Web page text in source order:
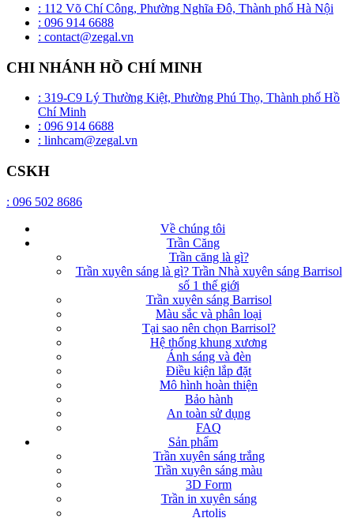
: 112 Võ Chí Công, Phường Nghĩa Đô, Thành phố Hà Nội
: 096 914 6688
: contact@zegal.vn
CHI NHÁNH HỒ CHÍ MINH
: 319-C9 Lý Thường Kiệt, Phường Phú Thọ, Thành phố Hồ
Chí Minh
: 096 914 6688
: linhcam@zegal.vn
CSKH
: 096 502 8686
Về chúng tôi
Trần Căng
Trần căng là gì?
Trần xuyên sáng là gì? Trần Nhà xuyên sáng Barrisol
số 1 thế giới
Trần xuyên sáng Barrisol
Màu sắc và phân loại
Tại sao nên chọn Barrisol?
Hệ thống khung xương
Ánh sáng và đèn
Điều kiện lắp đặt
Mô hình hoàn thiện
Bảo hành
An toàn sử dụng
FAQ
Sản phẩm
Trần xuyên sáng trắng
Trần xuyên sáng màu
3D Form
Trần in xuyên sáng
Artolis